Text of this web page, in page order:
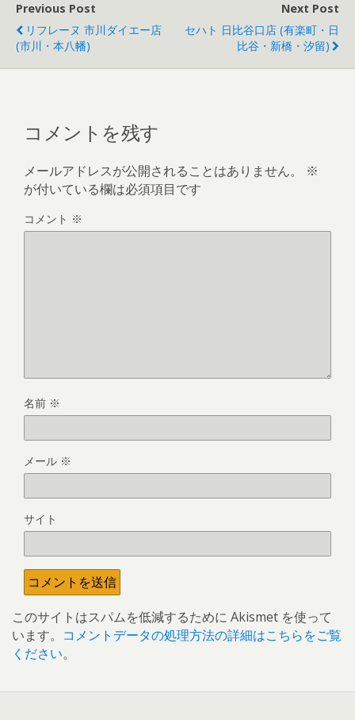
Previous Post
リフレーヌ 市川ダイエー店
(市川・本八幡)
Next Post
セハト 日比谷口店 (有楽町・日
比谷・新橋・汐留)
コメントを残す
メールアドレスが公開されることはありません。
※
が付いている欄は必須項目です
コメント ※
名前 ※
メール ※
サイト
このサイトはスパムを低減するために Akismet を使って
います。 コメントデータの処理方法の詳細はこちらをご覧
ください。